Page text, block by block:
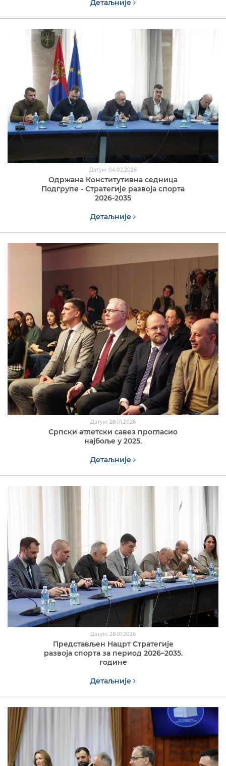
Детаљније
Датум: 04.02.2026
Одржана Конститутивна седница
Подгрупе - Стратегије развоја спорта
2026-2035
Детаљније
Датум: 28.01.2026
Српски атлетски савез прогласио
најбоље у 2025.
Детаљније
Датум: 28.01.2026
Представљен Нацрт Стратегије
развоја спорта за период 2026–2035.
године
Детаљније